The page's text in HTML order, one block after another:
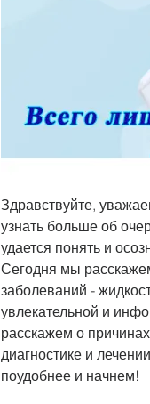
Здравствуйте,
узнать больше об
удается понять и
Сегодня мы
заболеваний -
увлекательной и
расскажем о
диагностике и
поудобнее и начнем!